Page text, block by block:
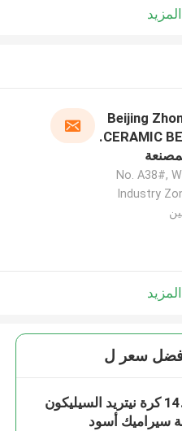
Beijing
CERAMIC BEARING Co., Ltd.
No. A38#,
Industry
سعر ل
14.288mm كرة نيتريد السيليكون